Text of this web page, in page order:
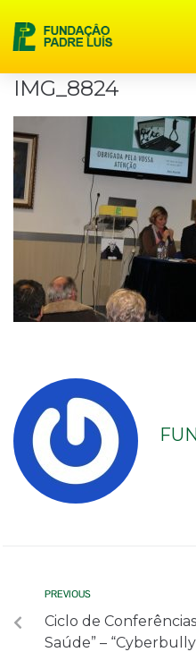
IMG_8824
PREVIOUS
Ciclo de
Saúde” –